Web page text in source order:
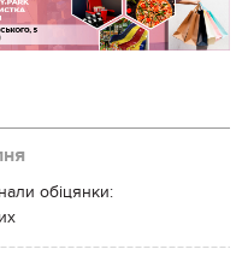
обіцянки: